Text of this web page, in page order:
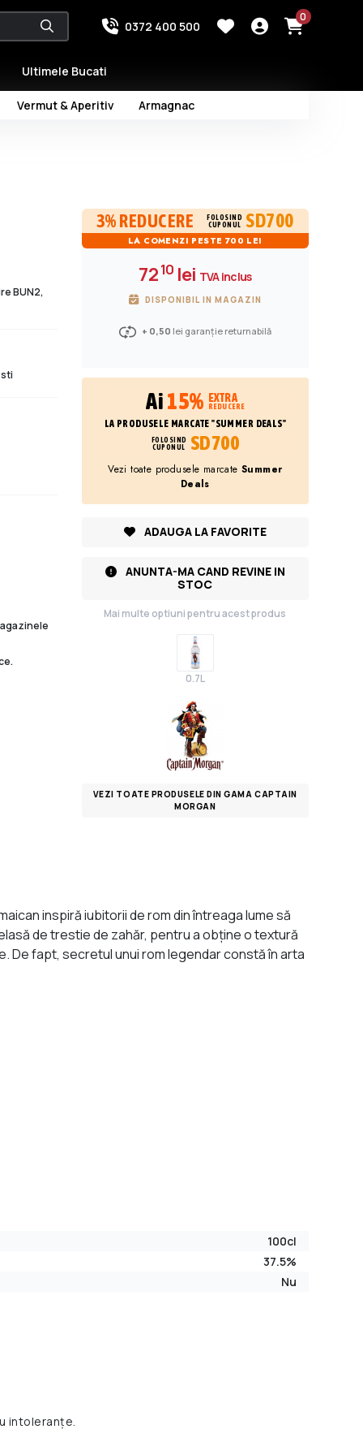
0372 400 500
0
Vermut & Aperitiv Armagnac
Ultimele Bucati
BUN2,
3% REDUCERE
FOLOSIND
CUPONUL
SD700
LA COMENZI PESTE 700 LEI
7210 lei TVA inclus
DISPONIBIL IN MAGAZIN
+ 0,50 lei garanție returnabilă
Ai15% EXTRA
REDUCERE
LA PRODUSELE MARCATE "SUMMER DEALS"
FOLOSIND
CUPONUL
SD700
Vezi toate produsele marcateSummer
Deals
ADAUGA LA FAVORITE
ANUNTA-MA CAND REVINE IN
STOC
Mai multe optiuni pentru acest produs
0.7L
VEZI TOATE PRODUSELE DIN GAMA CAPTAIN
MORGAN
inspiră iubitorii de rom din întreaga lume să
de trestie de zahăr, pentru a obţine o textură
De fapt, secretul unui rom legendar constă în arta
100cl
37.5%
Nu
intoleranțe.